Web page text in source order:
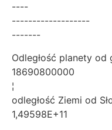
----
-------------------
-------
Odległość planety od
18690800000
¦
odległość Ziemi od
1,49598E+11